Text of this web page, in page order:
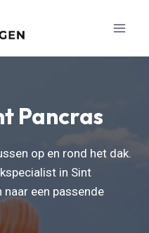
Pancras
op en rond het dak.
in Sint
naar een passende